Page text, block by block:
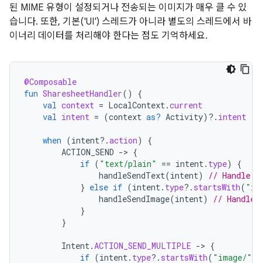
된 MIME 유형이 설정되거나 전송되는 이미지가 매우 클 수 있
습니다. 또한, 기본('UI') 스레드가 아니라 별도의 스레드에서 바
이너리 데이터를 처리해야 한다는 점도 기억하세요.
@Composable
fun SharesheetHandler()
{
val context = LocalContext.current
val intent = (context as? Activity) ?. intent
when (intent?.action)
{
ACTION_SEND -> {
if ( "text/plain" == intent. type)
{
handleSendText(intent)
// Handle
} else if (intent. type?. startsWith(
handleSendImage(intent)
// Handle
}
}
Intent.ACTION_SEND_MULTIPLE -> {
if (intent. type?. startsWith( "image/"